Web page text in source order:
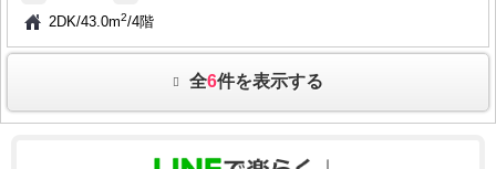
2DK/43.0m2/4階
全6件を表示する